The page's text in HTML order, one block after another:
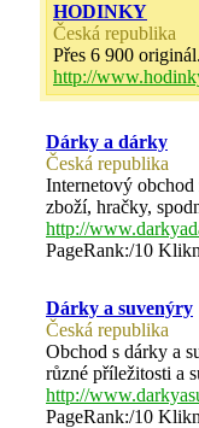
HODINKY
Česká republika
Přes 6 900
http://
Dárky a dárky
Česká republika
Internetový
zboží, hračky,
http://
PageRank:/10
Dárky a suvenýry
Česká republika
Obchod s dárky a
různé příležitosti a
http://
PageRank:/10